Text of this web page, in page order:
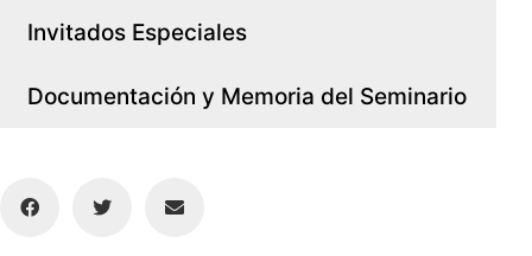
Invitados Especiales
Documentación y Memoria del Seminario